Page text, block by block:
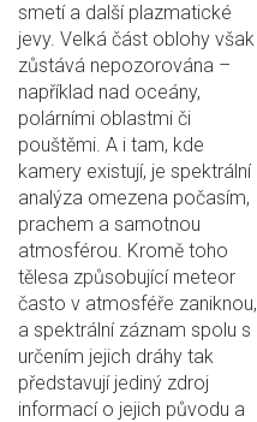
smetí a další plazmatické
jevy. Velká část oblohy však
zůstává nepozorována –
například nad oceány,
polárními oblastmi či
pouštěmi. A i tam, kde
kamery existují, je spektrální
analýza omezena počasím,
prachem a samotnou
atmosférou. Kromě toho
tělesa způsobující meteor
často v atmosféře zaniknou,
a spektrální záznam spolu s
určením jejich dráhy tak
představují jediný zdroj
informací o jejich původu a